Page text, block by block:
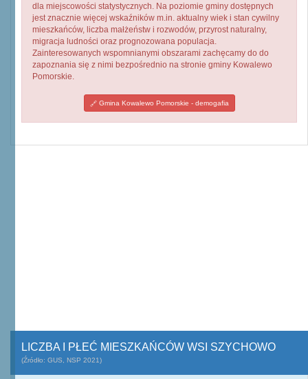
dla miejscowości statystycznych. Na poziomie gminy dostępnych
jest znacznie więcej wskaźników m.in. aktualny wiek i stan cywilny
mieszkańców, liczba małżeństw i rozwodów, przyrost naturalny,
migracja ludności oraz prognozowana populacja.
Zainteresowanych wspomnianymi obszarami zachęcamy do do
zapoznania się z nimi bezpośrednio na stronie gminy Kowalewo
Pomorskie.
Gmina Kowalewo Pomorskie - demogafia
LICZBA I PŁEĆ MIESZKAŃCÓW WSI SZYCHOWO
(Źródło: GUS, NSP 2021)